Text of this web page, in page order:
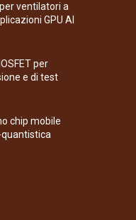
ventilatori a
GPU AI
per
e di test
chip mobile